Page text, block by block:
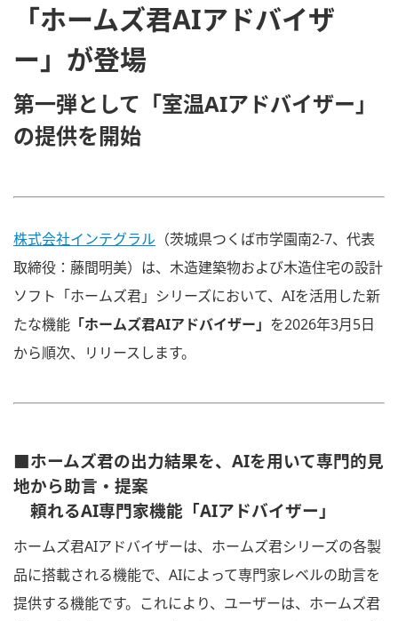
「ホームズ君AIアドバイザ
ー」が登場
第一弾として「室温AIアドバイザー」
の提供を開始
株式会社インテグラル （茨城県つくば市学園南2-7、代表
取締役：藤間明美）は、木造建築物および木造住宅の設計
ソフト「ホームズ君」シリーズにおいて、AIを活用した新
たな機能 「ホームズ君AIアドバイザー」 を2026年3月5日
から順次、リリースします。
■ホームズ君の出力結果を、AIを用いて専門的見
地から助言・提案
頼れるAI専門家機能「AIアドバイザー」
ホームズ君AIアドバイザーは、ホームズ君シリーズの各製
品に搭載される機能で、AIによって専門家レベルの助言を
提供する機能です。これにより、ユーザーは、ホームズ君